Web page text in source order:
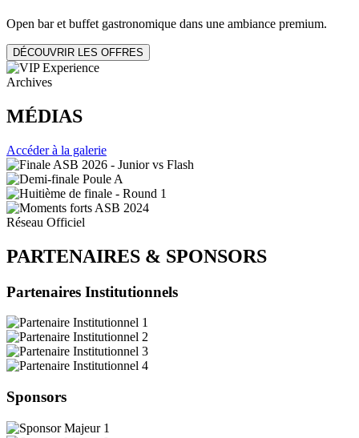
Open bar et buffet gastronomique dans une ambiance premium.
DÉCOUVRIR LES OFFRES
Archives
MÉDIAS
Accéder à la galerie
Réseau Officiel
PARTENAIRES & SPONSORS
Partenaires Institutionnels
Sponsors